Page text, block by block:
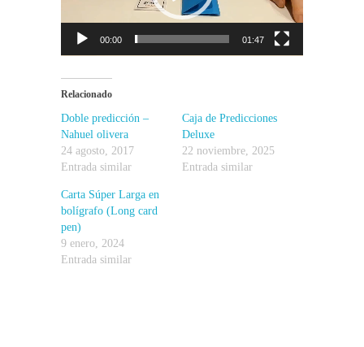
00:00 01:47
Relacionado
Doble predicción –
Nahuel olivera
24 agosto, 2017
Entrada similar
Caja de Predicciones
Deluxe
22 noviembre, 2025
Entrada similar
Carta Súper Larga en
bolígrafo (Long card
pen)
9 enero, 2024
Entrada similar